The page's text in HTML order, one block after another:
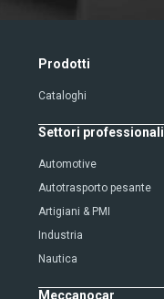
f
c
a
d
e
l
T
e
s
Prodotti
Cataloghi
Settori professionali
Automotive
Autotrasporto pesante
Artigiani & PMI
Industria
Nautica
Meccanocar